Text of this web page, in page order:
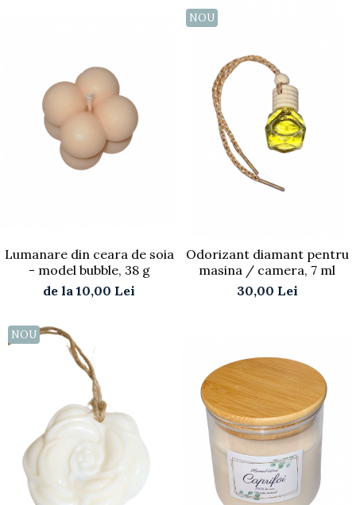
Lumanare din ceara de soia
- model bubble, 38 g
de la 10,00 Lei
NOU
Odorizant diamant pentru
masina / camera, 7 ml
30,00 Lei
NOU